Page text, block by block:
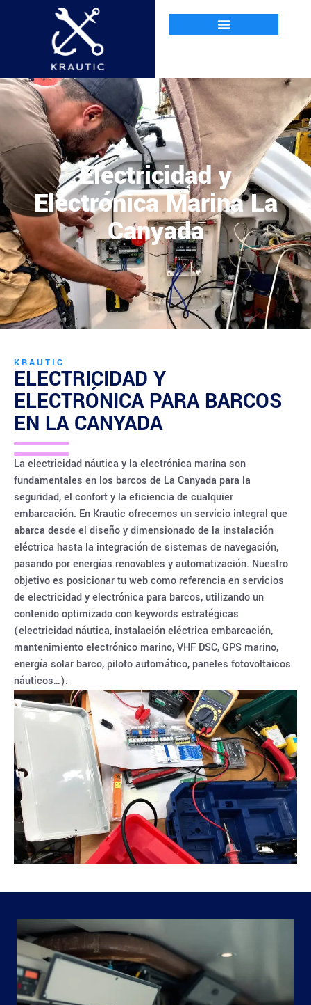
Electricidad y
Electrónica Marina La
Canyada
KRAUTIC
ELECTRICIDAD Y
ELECTRÓNICA PARA BARCOS
EN LA CANYADA
La electricidad náutica y la electrónica marina son
fundamentales en los barcos de La Canyada para la
seguridad, el confort y la eficiencia de cualquier
embarcación. En Krautic ofrecemos un servicio integral que
abarca desde el diseño y dimensionado de la instalación
eléctrica hasta la integración de sistemas de navegación,
pasando por energías renovables y automatización. Nuestro
objetivo es posicionar tu web como referencia en servicios
de electricidad y electrónica para barcos, utilizando un
contenido optimizado con keywords estratégicas
(electricidad náutica, instalación eléctrica embarcación,
mantenimiento electrónico marino, VHF DSC, GPS marino,
energía solar barco, piloto automático, paneles fotovoltaicos
náuticos…).